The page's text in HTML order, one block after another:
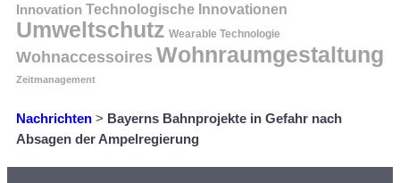
Innovation Technologische Innovationen
Umweltschutz Wearable Technologie
Wohnaccessoires Wohnraumgestaltung
Zeitmanagement
Nachrichten > Bayerns Bahnprojekte in Gefahr nach
Absagen der Ampelregierung